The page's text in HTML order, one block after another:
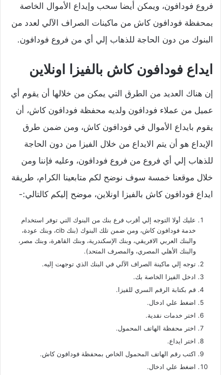
فروع فودافون، ويمكن أيضا سحب وإيداع الأموال الخاصة
بمحفظة فودافون كاش من ماكينات الصراف الآلي لعدد من
البنوك من دون الحاجة للذهاب إلي أي من فروع فودافون.
ايداع فودافون كاش بالفيزا اونلاين
إن هناك العديد من الطرق التي يمكن من خلالها أن يقوم أي
عميل من عملاء فودافون ولديه محفظة فودافون كاش، أن
يقوم بايداع الأموال في فودافون كاش، ومن ضمن طرق
الإيداع هو أن يتم الايداع من خلال الفيزا من دون الحاجة
للذهاب إلي أي فروع من فروع فودافون، وعليه فإننا ومن
خلال موقعنا خمسة سوف نوضح لكم متابعينا الكرام، طريقة
ايداع فودافون كاش بالفيزا اونلاين، موضح إليكم كالتالي:-
عليك أولا التوجه إلي أقرب فرع بنك من البنوك التي توفر استخدام
خدمة فودافون كاش، ومن ضمن تلك البنوك (بنك cib، وبنك عودة،
والبنك العربي الافريقي، وبنك الإسكندرية، وبنك القاهرة، وبنك مصر،
والبنك الأهلي المصري، والمصرف المتحد).
توجه إلي ماكينة الصراف الآلي في البنك الذي توجهت إليه.
ادخل الفيزا الخاصة بك.
قم بكتابة الرقم السري للفيزا.
اضغط علي ادخال.
اختر خدمات نقدية.
اختر محفظة الهاتف المحمول.
اختر ايداع.
اكتب رقم الهاتف المحمول الخاص بمحفظة فودافون كاش.
اضغط علي ادخال.